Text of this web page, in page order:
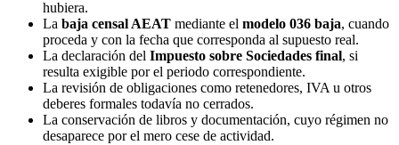
hubiera.
La baja censal AEAT mediante el modelo 036 baja, cuando
proceda y con la fecha que corresponda al supuesto real.
La declaración del Impuesto sobre Sociedades final, si
resulta exigible por el periodo correspondiente.
La revisión de obligaciones como retenedores, IVA u otros
deberes formales todavía no cerrados.
La conservación de libros y documentación, cuyo régimen no
desaparece por el mero cese de actividad.